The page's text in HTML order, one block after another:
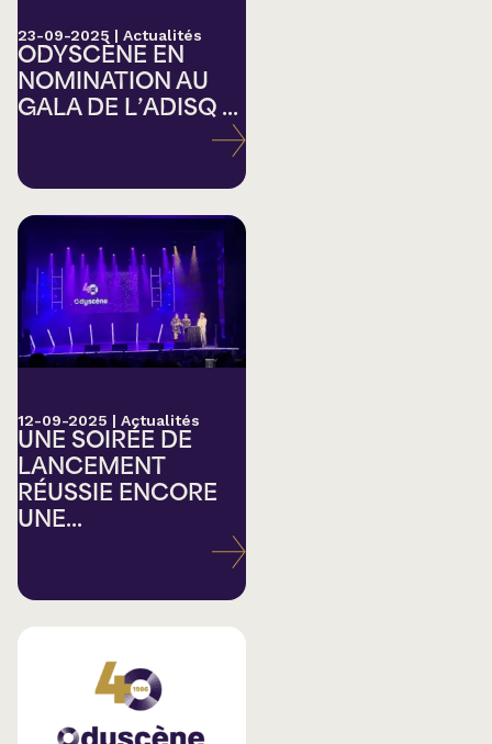
23-09-2025 | Actualités
ODYSCÈNE EN
NOMINATION AU
GALA DE L’ADISQ ...
12-09-2025 | Actualités
UNE SOIRÉE DE
LANCEMENT
RÉUSSIE ENCORE
UNE...